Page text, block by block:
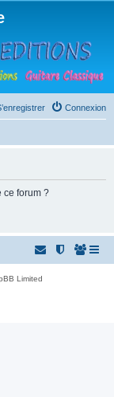
Connexion
ce forum ?
Limited